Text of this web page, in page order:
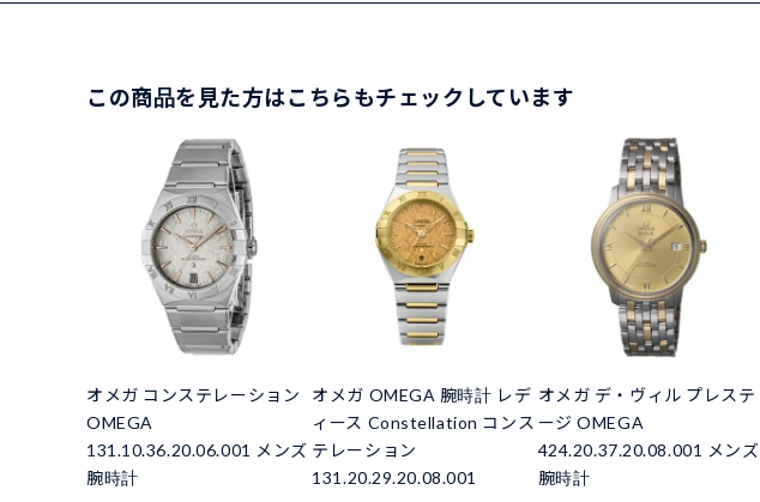
この商品を見た方はこちらもチェックしています
オメガ コンステレーション
OMEGA
131.10.36.20.06.001 メンズ
腕時計
オメガ OMEGA 腕時計 レデ
ィース Constellation コンス
テレーション
131.20.29.20.08.001
オメガ デ・ヴィル プレステ
ージ OMEGA
424.20.37.20.08.001 メンズ
腕時計